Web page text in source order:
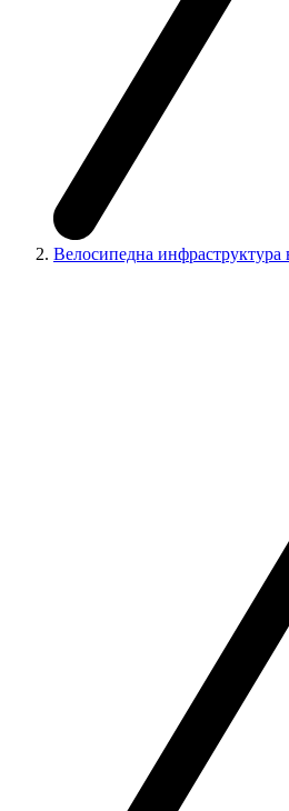
Велосипедна инфраструктура